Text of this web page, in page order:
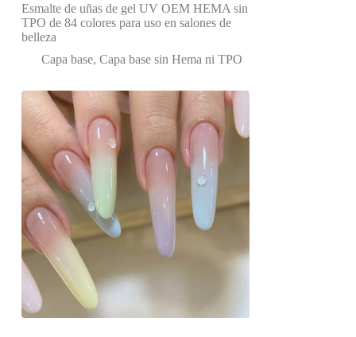
Esmalte de uñas de gel UV OEM HEMA sin
TPO de 84 colores para uso en salones de
belleza
Capa base,Capa base sin Hema ni TPO